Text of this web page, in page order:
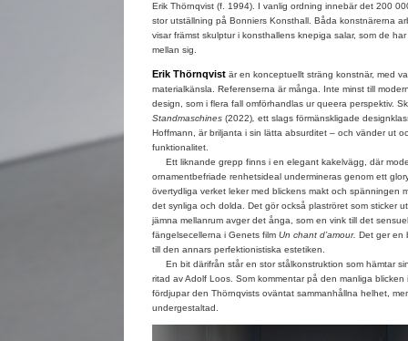
Erik Thörnqvist (f. 1994). I vanlig ordning innebär det 200
stor utställning på Bonniers Konsthall. Båda konstnärerna
visar främst skulptur i konsthallens knepiga salar, som de
mellan sig.
Erik Thörnqvistär en konceptuellt sträng konstnär, med
materialkänsla. Referenserna är många. Inte minst till
design, som i flera fall omförhandlas ur queera perspektiv.
Standmaschines (2022), ett slags förmänskligade
Hoffmann, är briljanta i sin lätta absurditet – och vänder ut
funktionalitet.
Ett liknande grepp finns i en elegant kakelvägg, där
ornamentbefriade renhetsideal undermineras genom ett
övertydliga verket leker med blickens makt och spänningen
det synliga och dolda. Det gör också plaströret som sticker
jämna mellanrum avger det ånga, som en vink till det
fängelsecellerna i Genets film Un chant d’amour. Det ger en
till den annars perfektionistiska estetiken.
En bit därifrån står en stor stålkonstruktion som hämtar
ritad av Adolf Loos. Som kommentar på den manliga blicken
fördjupar den Thörnqvists oväntat sammanhållna helhet,
undergestaltad.